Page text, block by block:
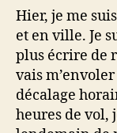
Hier, je me
et en ville. Je
plus écrire de
vais
décalage
heures de vol,